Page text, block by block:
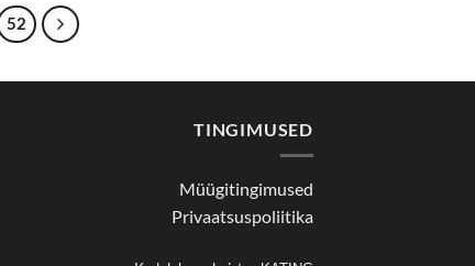
52
TINGIMUSED
Müügitingimused
Privaatsuspoliitika